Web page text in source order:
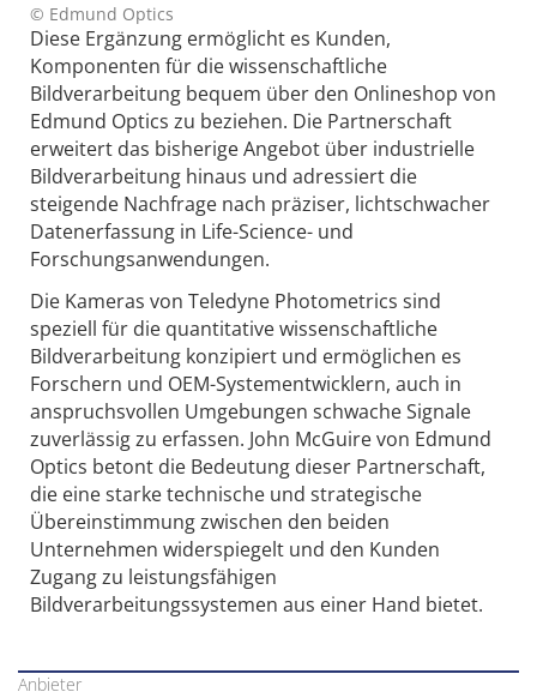
© Edmund Optics
Diese Ergänzung ermöglicht es Kunden,
Komponenten für die wissenschaftliche
Bildverarbeitung bequem über den Onlineshop von
Edmund Optics zu beziehen. Die Partnerschaft
erweitert das bisherige Angebot über industrielle
Bildverarbeitung hinaus und adressiert die
steigende Nachfrage nach präziser, lichtschwacher
Datenerfassung in Life-Science- und
Forschungsanwendungen.
Die Kameras von Teledyne Photometrics sind
speziell für die quantitative wissenschaftliche
Bildverarbeitung konzipiert und ermöglichen es
Forschern und OEM-Systementwicklern, auch in
anspruchsvollen Umgebungen schwache Signale
zuverlässig zu erfassen. John McGuire von Edmund
Optics betont die Bedeutung dieser Partnerschaft,
die eine starke technische und strategische
Übereinstimmung zwischen den beiden
Unternehmen widerspiegelt und den Kunden
Zugang zu leistungsfähigen
Bildverarbeitungssystemen aus einer Hand bietet.
Anbieter